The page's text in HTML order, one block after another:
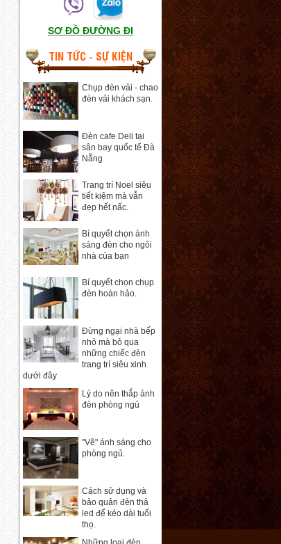
SƠ ĐỒ ĐƯỜNG ĐI
TIN TỨC - SỰ KIỆN
Chụp đèn vải - chao
đèn vải khách sạn.
Đèn cafe Deli tại
sân bay quốc tế Đà
Nẵng
Trang trí Noel siêu
tiết kiệm mà vẫn
đẹp hết nấc.
Bí quyết chọn ánh
sáng đèn cho ngôi
nhà của bạn
Bí quyết chọn chụp
đèn hoàn hảo.
Đừng ngại nhà bếp
nhỏ mà bỏ qua
những chiếc đèn
trang trí siêu xinh
dưới đây
Lý do nên thắp ánh
đèn phòng ngủ
"Vẽ" ánh sáng cho
phòng ngủ.
Cách sử dụng và
bảo quản đèn thả
led để kéo dài tuổi
thọ.